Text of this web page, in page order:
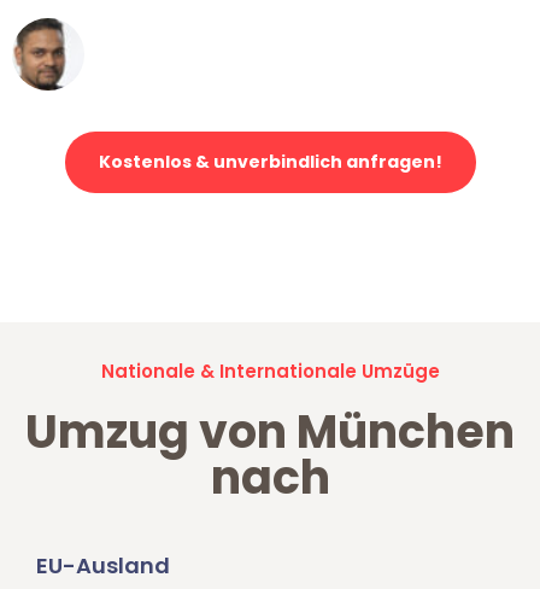
Kostenlos & unverbindlich anfragen!
Nationale & Internationale Umzüge
Umzug von München
nach
EU-Ausland